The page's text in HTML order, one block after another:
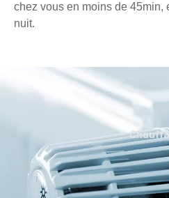
chez vous en moins de 45min,
nuit.